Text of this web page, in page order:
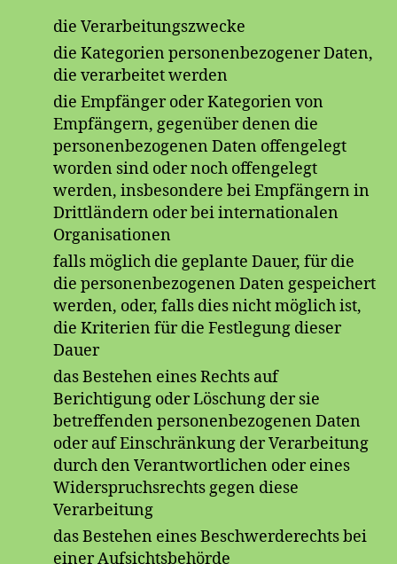
die Verarbeitungszwecke
die Kategorien personenbezogener Daten,
die verarbeitet werden
die Empfänger oder Kategorien von
Empfängern, gegenüber denen die
personenbezogenen Daten offengelegt
worden sind oder noch offengelegt
werden, insbesondere bei Empfängern in
Drittländern oder bei internationalen
Organisationen
falls möglich die geplante Dauer, für die
die personenbezogenen Daten gespeichert
werden, oder, falls dies nicht möglich ist,
die Kriterien für die Festlegung dieser
Dauer
das Bestehen eines Rechts auf
Berichtigung oder Löschung der sie
betreffenden personenbezogenen Daten
oder auf Einschränkung der Verarbeitung
durch den Verantwortlichen oder eines
Widerspruchsrechts gegen diese
Verarbeitung
das Bestehen eines Beschwerderechts bei
einer Aufsichtsbehörde